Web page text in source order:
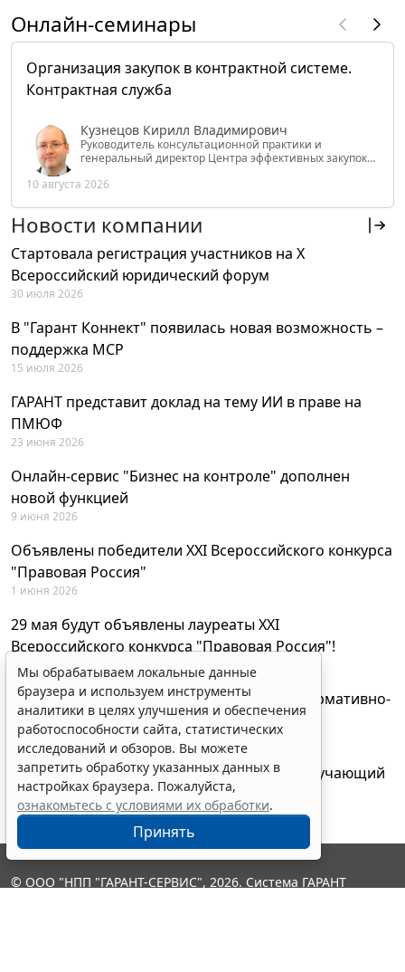
Онлайн-семинары
Организация закупок в контрактной системе.
Контрактная служба
Кузнецов Кирилл Владимирович
Руководитель консультационной практики и
генеральный директор Центра эффективных закупок
РФ
10 августа 2026
Новости компании
Стартовала регистрация участников на X
Всероссийский юридический форум
30 июля 2026
В "Гарант Коннект" появилась новая возможность –
поддержка MCP
15 июля 2026
ГАРАНТ представит доклад на тему ИИ в праве на
ПМЮФ
23 июня 2026
Онлайн-сервис "Бизнес на контроле" дополнен
новой функцией
9 июня 2026
Объявлены победители XXI Всероссийского конкурса
"Правовая Россия"
1 июня 2026
29 мая будут объявлены лауреаты XXI
Всероссийского конкурса "Правовая Россия"!
27 мая 2026
AI-ассистент Искра теперь анализирует нормативно-
техническую документацию
28 апреля 2026
"ГАРАНТ Электронный экспресс" провел обучающий
вебинар по работе с AI-ассистентом Искра
23 апреля 2026
Мы обрабатываем локальные данные
браузера и используем инструменты
аналитики в целях улучшения и обеспечения
работоспособности сайта, статистических
исследований и обзоров. Вы можете
запретить обработку указанных данных в
настройках браузера. Пожалуйста,
ознакомьтесь с условиями их обработки.
Принять
© ООО "НПП "ГАРАНТ-СЕРВИС", 2026. Система ГАРАНТ